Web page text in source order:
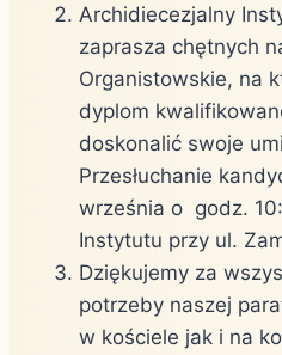
Archidiecezjalny
zaprasza chętnych
Organistowskie, na
dyplom
doskonalić swoje
Przesłuchanie
września o godz.
Instytutu przy ul.
Dziękujemy za
potrzeby naszej
w kościele jak i na